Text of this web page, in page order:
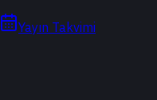
Yayın Takvimi